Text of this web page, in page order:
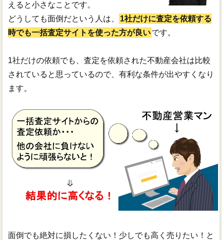
えると小さなことです。
どうしても面倒だという人は、
1社だけに査定を依頼する
時でも一括査定サイトを使った方が良いです。
1社だけの依頼でも、査定を依頼された不動産会社は比較
されていると思っているので、有利な条件が出やすくなり
ます。
面倒でも絶対に損したくない！少しでも高く売りたい！と